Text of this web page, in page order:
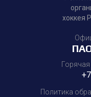
хоккея
Политика